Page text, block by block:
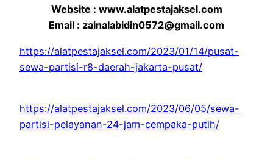
Website : www.alatpestajaksel.com
Email : zainalabidin0572@gmail.com
https://alatpestajaksel.com/2023/01/14/pusat-
sewa-partisi-r8-daerah-jakarta-pusat/
https://alatpestajaksel.com/2023/06/05/sewa-
partisi-pelayanan-24-jam-cempaka-putih/